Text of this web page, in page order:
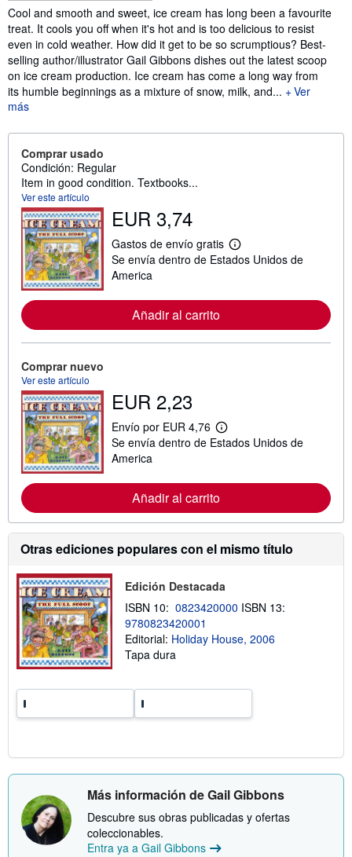
Sinopsis
Cool and smooth and sweet, ice cream has long been a favourite
treat. It cools you off when it's hot and is too delicious to resist
even in cold weather. How did it get to be so scrumptious? Best-
selling author/illustrator Gail Gibbons dishes out the latest scoop
on ice cream production. Ice cream has come a long way from
its humble beginnings as a mixture of snow, milk, and...
Ver
más
Comprar usado
Condición: Regular
Item in good condition. Textbooks...
Ver este artículo
EUR 3,74
Gastos de envío gratis
M
á
r
m
b
r
a
a
r
i
f
e
e
v
Se envía dentro de Estados Unidos de
America
Añadir al carrito
Comprar nuevo
Ver este artículo
EUR 2,23
Envío por EUR 4,76
M
á
r
m
c
n
o
e
t
r
s
d
e
v
o
Se envía dentro de Estados Unidos de
America
Añadir al carrito
Otras ediciones populares con el mismo título
Edición Destacada
ISBN 10: 0823420000 ISBN 13:
9780823420001
Editorial: Holiday House, 2006
Tapa dura
Más información de Gail Gibbons
Descubre sus obras publicadas y ofertas
coleccionables.
Entra ya a Gail Gibbons